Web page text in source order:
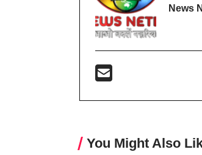
News
You Might Also